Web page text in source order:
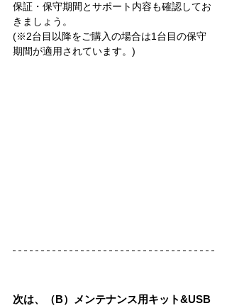
保証・保守期間とサポート内容も確認してお
きましょう。
(※2台目以降をご購入の場合は1台目の保守
期間が適用されています。)
次は、（B）
メンテナンス用キット&USB